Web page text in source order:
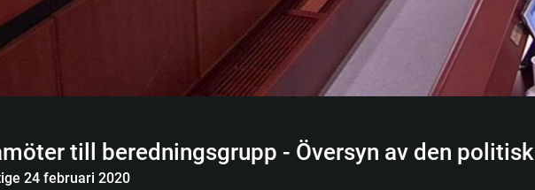
till beredningsgrupp - Översyn av den
24 februari 2020